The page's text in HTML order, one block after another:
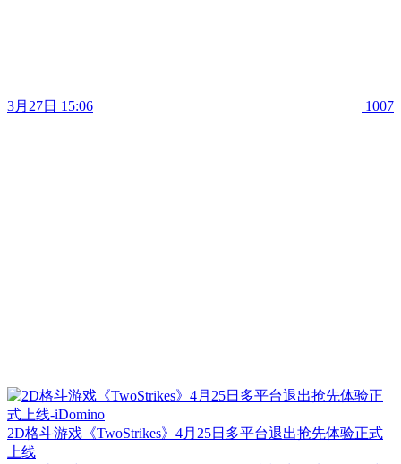
3月27日 15:06 1007
2D格斗游戏《TwoStrikes》4月25日多平台退出抢先体验正式
上线